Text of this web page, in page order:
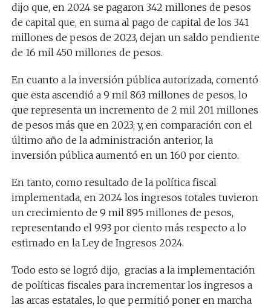
dijo que, en 2024 se pagaron 342 millones de pesos
de capital que, en suma al pago de capital de los 341
millones de pesos de 2023, dejan un saldo pendiente
de 16 mil 450 millones de pesos.
En cuanto a la inversión pública autorizada, comentó
que esta ascendió a 9 mil 863 millones de pesos, lo
que representa un incremento de 2 mil 201 millones
de pesos más que en 2023; y, en comparación con el
último año de la administración anterior, la
inversión pública aumentó en un 160 por ciento.
En tanto, como resultado de la política fiscal
implementada, en 2024 los ingresos totales tuvieron
un crecimiento de 9 mil 895 millones de pesos,
representando el 9.93 por ciento más respecto a lo
estimado en la Ley de Ingresos 2024.
Todo esto se logró dijo, gracias a la implementación
de políticas fiscales para incrementar los ingresos a
las arcas estatales, lo que permitió poner en marcha